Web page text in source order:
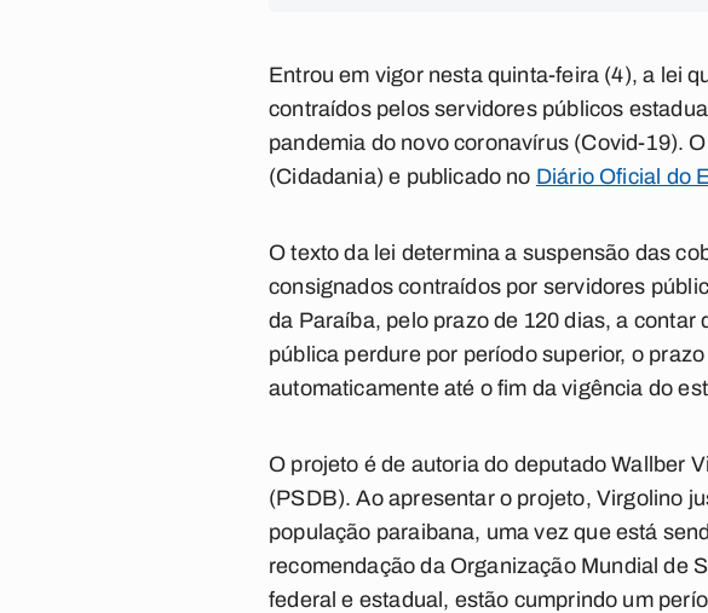
Entrou em vigor nesta quinta-feira (4), a lei
contraídos pelos servidores públicos
pandemia do novo coronavírus (Covid-19).
(Cidadania) e publicado no Diário Oficial do
O texto da lei determina a suspensão das
consignados contraídos por servidores
da Paraíba, pelo prazo de 120 dias, a
pública perdure por período superior, o
automaticamente até o fim da vigência do
O projeto é de autoria do deputado Wallber
(PSDB). Ao apresentar o projeto, Virgolino
população paraibana, uma vez que está
recomendação da Organização Mundial de
federal e estadual, estão cumprindo um